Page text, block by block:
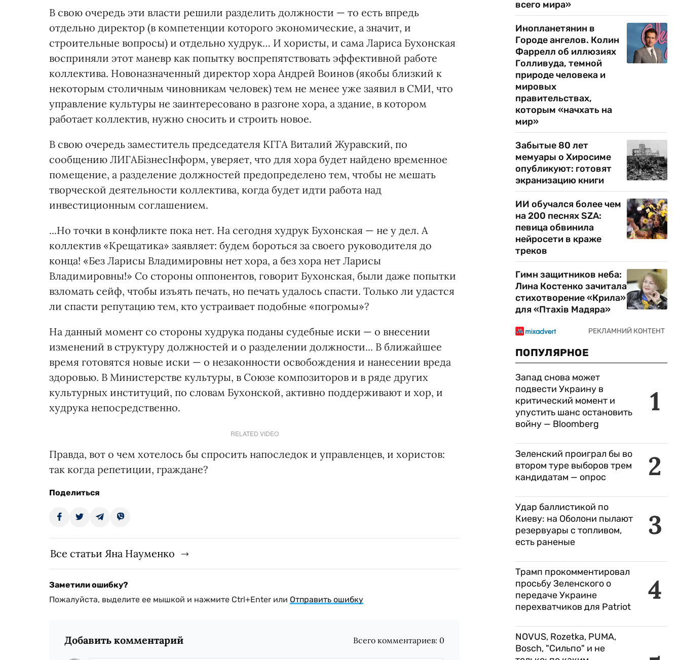
В свою очередь эти власти решили разделить должности — то есть впредь
отдельно директор (в компетенции которого экономические, а значит, и
строительные вопросы) и отдельно худрук… И хористы, и сама Лариса Бухонская
восприняли этот маневр как попытку воспрепятствовать эффективной работе
коллектива. Новоназначенный директор хора Андрей Воинов (якобы близкий к
некоторым столичным чиновникам человек) тем не менее уже заявил в СМИ, что
управление культуры не заинтересовано в разгоне хора, а здание, в котором
работает коллектив, нужно сносить и строить новое.
В свою очередь заместитель председателя КГГА Виталий Журавский, по
сообщению ЛИГАБізнесІнформ, уверяет, что для хора будет найдено временное
помещение, а разделение должностей предопределено тем, чтобы не мешать
творческой деятельности коллектива, когда будет идти работа над
инвестиционным соглашением.
...Но точки в конфликте пока нет. На сегодня худрук Бухонская — не у дел. А
коллектив «Крещатика» заявляет: будем бороться за своего руководителя до
конца! «Без Ларисы Владимировны нет хора, а без хора нет Ларисы
Владимировны!» Со стороны оппонентов, говорит Бухонская, были даже попытки
взломать сейф, чтобы изъять печать, но печать удалось спасти. Только ли удастся
ли спасти репутацию тем, кто устраивает подобные «погромы»?
На данный момент со стороны худрука поданы судебные иски — о внесении
изменений в структуру должностей и о разделении должности... В ближайшее
время готовятся новые иски — о незаконности освобождения и нанесении вреда
здоровью. В Министерстве культуры, в Союзе композиторов и в ряде других
культурных институций, по словам Бухонской, активно поддерживают и хор, и
худрука непосредственно.
RELATED VIDEO
Правда, вот о чем хотелось бы спросить напоследок и управленцев, и хористов:
так когда репетиции, граждане?
Поделиться
Все статьи Яна Науменко
Заметили ошибку?
Пожалуйста, выделите ее мышкой и нажмите Ctrl+Enter или Отправить ошибку
Добавить комментарий Всего комментариев: 0
всего мира»
Инопланетянин в
Городе ангелов. Колин
Фаррелл об иллюзиях
Голливуда, темной
природе человека и
мировых
правительствах,
которым «начхать на
мир»
Забытые 80 лет
мемуары о Хиросиме
опубликуют: готовят
экранизацию книги
ИИ обучался более чем
на 200 песнях SZA:
певица обвинила
нейросети в краже
треков
Гимн защитников неба:
Лина Костенко зачитала
стихотворение «Крила»
для «Птахів Мадяра»
ПОПУЛЯРНОЕ
1
Запад снова может
подвести Украину в
критический момент и
упустить шанс остановить
войну — Bloomberg
2
Зеленский проиграл бы во
втором туре выборов трем
кандидатам — опрос
3
Удар баллистикой по
Киеву: на Оболони пылают
резервуары с топливом,
есть раненые
4
Трамп прокомментировал
просьбу Зеленского о
передаче Украине
перехватчиков для Patriot
NOVUS, Rozetka, PUMA,
Bosch, "Сильпо" и не